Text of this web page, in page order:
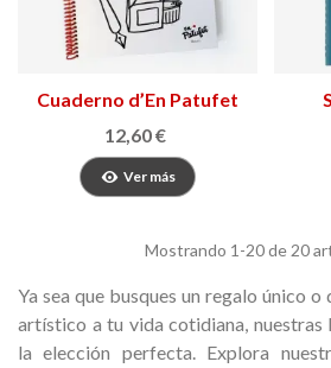
Cuaderno d’En Patufet
12,60 €
Ver más
Mostrando 1 -20 de 20
Ya sea que busques un regalo único o
artístico a tu vida cotidiana, nuestras
la elección perfecta. Explora